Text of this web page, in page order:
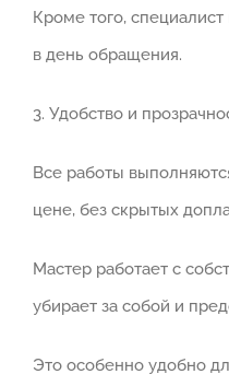
Кроме того,
в день обращения.
3. Удобство и
Все работы
цене, без скрытых
Мастер работает с
убирает за собой и
Это особенно удобно